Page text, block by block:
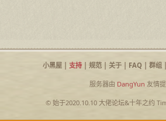
小黑屋| 支持| 规范| 关于| FAQ| 群组|
服务器由 DangYun 友情
© 始于2020.10.10 大佬论坛&十年之约